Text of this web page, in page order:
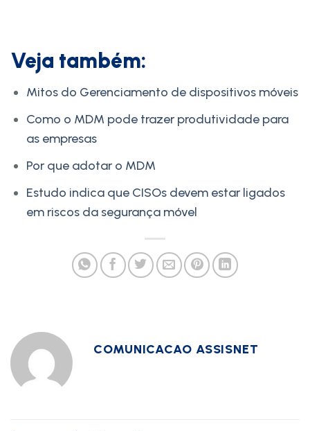
Veja também:
Mitos do Gerenciamento de dispositivos móveis
Como o MDM pode trazer produtividade para
as empresas
Por que adotar o MDM
Estudo indica que CISOs devem estar ligados
em riscos da segurança móvel
COMUNICACAO ASSISNET